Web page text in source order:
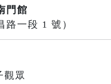
門館
路一段 1 號）
觀眾